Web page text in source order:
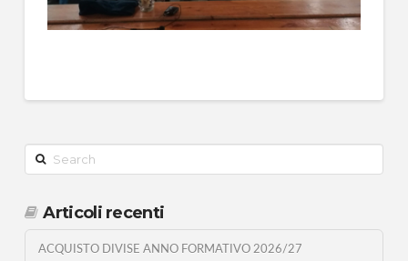
Search
Articoli recenti
ACQUISTO DIVISE ANNO FORMATIVO 2026/27